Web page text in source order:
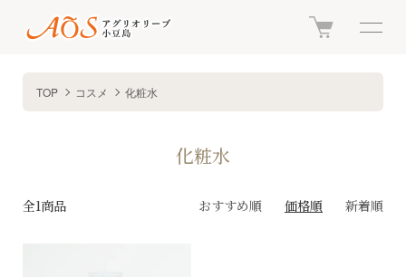
TOP コスメ 化粧水
化粧水
全1商品 おすすめ順 価格順 新着順